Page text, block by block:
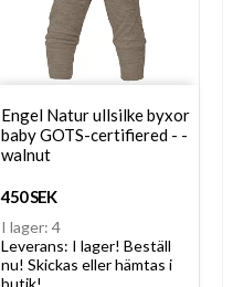
Engel Natur ullsilke byxor
baby GOTS-certifiered - -
walnut
450 SEK
I lager: 4
Leverans: I lager! Beställ
nu! Skickas eller hämtas i
butik!